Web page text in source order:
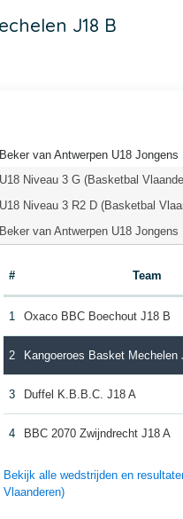
J18 B
Beker van Antwerpen U18
U18 Niveau 3 G (Basketbal
U18 Niveau 3 R2 D (Basketbal
Beker van Antwerpen U18
# Team
1 Oxaco BBC Boechout J18 B
2 Kangoeroes Basket Mechelen
3 Duffel K.B.B.C. J18 A
4 BBC 2070 Zwijndrecht J18 A
Bekijk alle wedstrijden en
Vlaanderen)